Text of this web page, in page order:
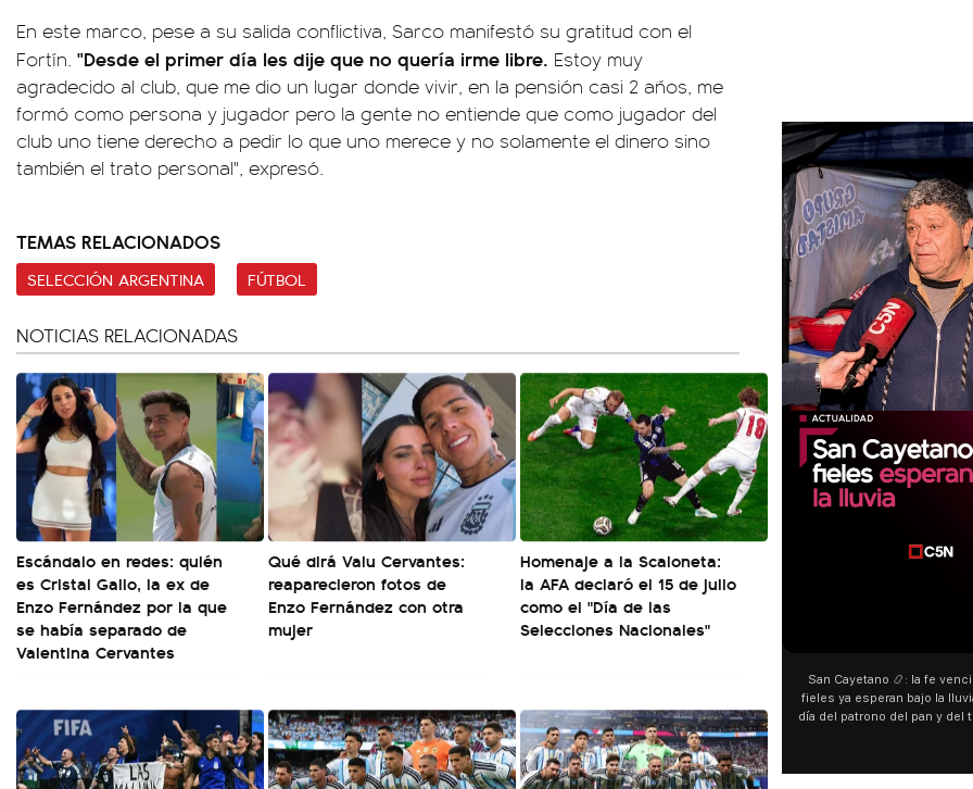
En este marco, pese a su salida conflictiva, Sarco manifestó su gratitud con el
Fortín. "Desde el primer día les dije que no quería irme libre. Estoy muy
agradecido al club, que me dio un lugar donde vivir, en la pensión casi 2 años, me
formó como persona y jugador pero la gente no entiende que como jugador del
club uno tiene derecho a pedir lo que uno merece y no solamente el dinero sino
también el trato personal", expresó.
TEMAS RELACIONADOS
SELECCIÓN ARGENTINA FÚTBOL
NOTICIAS RELACIONADAS
Escándalo en redes: quién
es Cristal Gallo, la ex de
Enzo Fernández por la que
se había separado de
Valentina Cervantes
Qué dirá Valu Cervantes:
reaparecieron fotos de
Enzo Fernández con otra
mujer
Homenaje a la Scaloneta:
la AFA declaró el 15 de julio
como el "Día de las
Selecciones Nacionales"
00:00
día del patrono del pan y del trabajo, miles de
personas acampan en Liniers para agradecer
y pedir. 🎙️ @bernardomagnago
“Preferís la joda y yo
¿Indirecta para Luck Ra? La
"Te vi", su nueva
encontrar similitudes entre
declaraciones que hizo tras